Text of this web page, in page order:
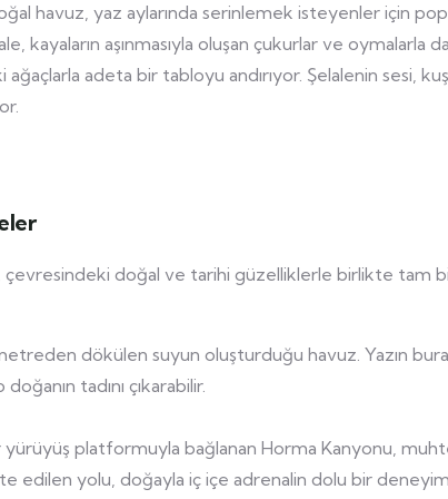
havuz, yaz aylarında serinlemek isteyenler için
kayaların aşınmasıyla oluşan çukurlar ve oymalarla
adeta bir tabloyu andırıyor. Şelalenin sesi, kuş
çevresindeki doğal ve tarihi güzelliklerle birlikte tam
dökülen suyun oluşturduğu havuz. Yazın
tadını çıkarabilir.
platformuyla bağlanan Horma Kanyonu,
edilen yolu, doğayla iç içe adrenalin dolu bir